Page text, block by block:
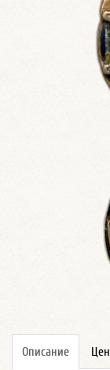
Описание